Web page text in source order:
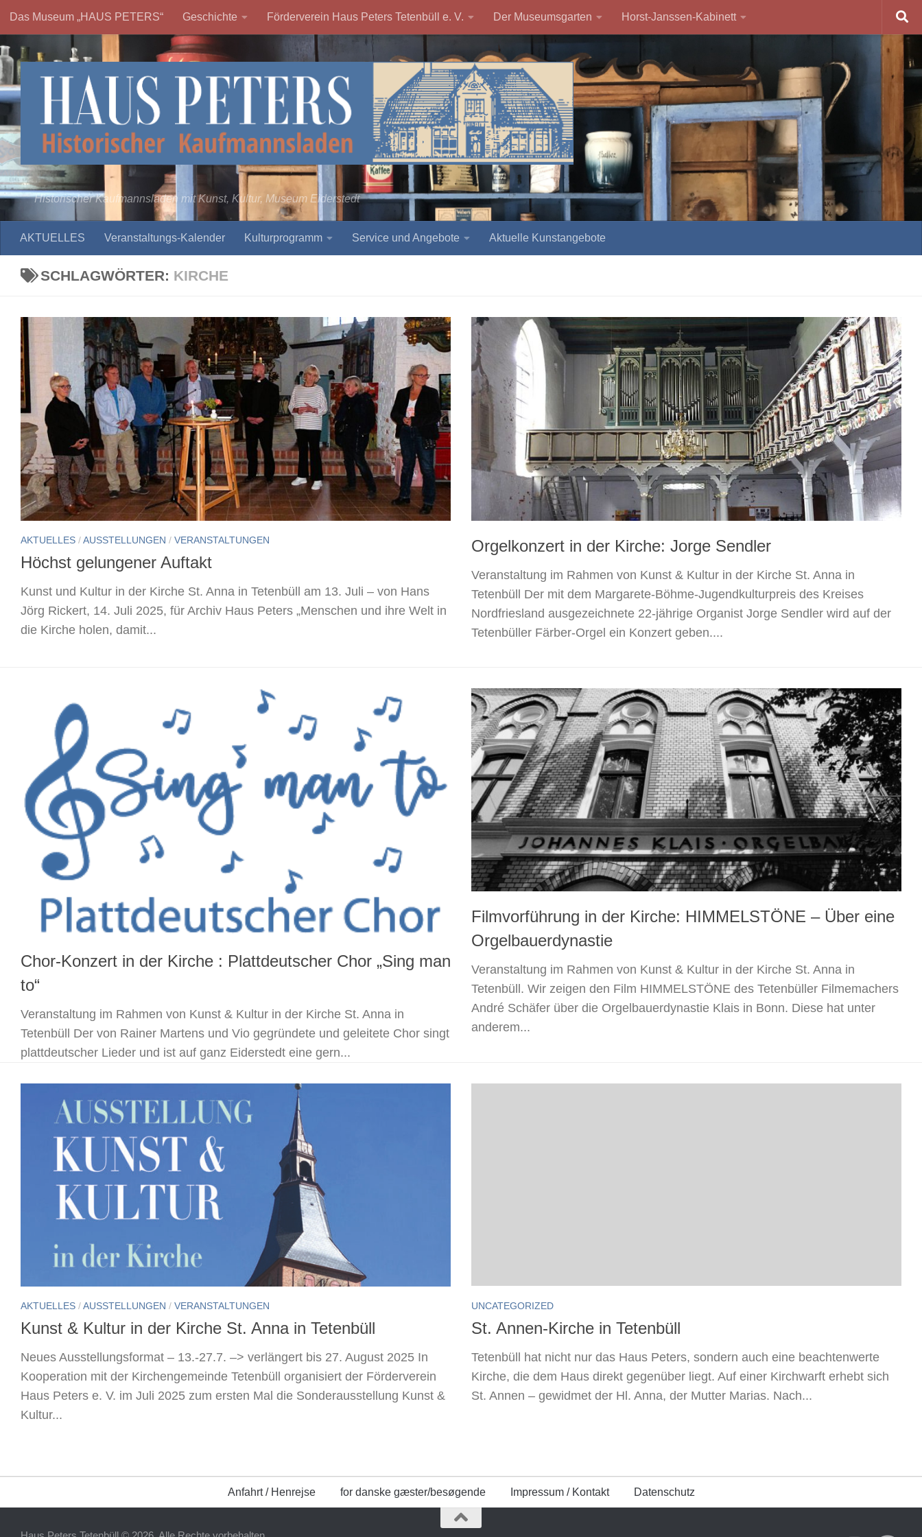
Zum Inhalt springen
Das Museum „HAUS PETERS“ Geschichte Förderverein Haus Peters Tetenbüll e. V. Der Museumsgarten Horst-Janssen-Kabinett
Historischer Kaufmannsladen mit Kunst, Kultur, Museum Eiderstedt
AKTUELLES Veranstaltungs-Kalender Kulturprogramm Service und Angebote Aktuelle Kunstangebote
SCHLAGWÖRTER: KIRCHE
AKTUELLES /AUSSTELLUNGEN / VERANSTALTUNGEN
Höchst gelungener Auftakt
Kunst und Kultur in der Kirche St. Anna in Tetenbüll am 13. Juli – von Hans
Jörg Rickert, 14. Juli 2025, für Archiv Haus Peters „Menschen und ihre Welt in
die Kirche holen, damit...
Orgelkonzert in der Kirche: Jorge Sendler
Veranstaltung im Rahmen von Kunst & Kultur in der Kirche St. Anna in
Tetenbüll Der mit dem Margarete-Böhme-Jugendkulturpreis des Kreises
Nordfriesland ausgezeichnete 22-jährige Organist Jorge Sendler wird auf der
Tetenbüller Färber-Orgel ein Konzert geben....
Chor-Konzert in der Kirche : Plattdeutscher Chor „Sing man
to“
Veranstaltung im Rahmen von Kunst & Kultur in der Kirche St. Anna in
Tetenbüll Der von Rainer Martens und Vio gegründete und geleitete Chor singt
plattdeutscher Lieder und ist auf ganz Eiderstedt eine gern...
Filmvorführung in der Kirche: HIMMELSTÖNE – Über eine
Orgelbauerdynastie
Veranstaltung im Rahmen von Kunst & Kultur in der Kirche St. Anna in
Tetenbüll. Wir zeigen den Film HIMMELSTÖNE des Tetenbüller Filmemachers
André Schäfer über die Orgelbauerdynastie Klais in Bonn. Diese hat unter
anderem...
AKTUELLES /AUSSTELLUNGEN / VERANSTALTUNGEN
Kunst & Kultur in der Kirche St. Anna in Tetenbüll
Neues Ausstellungsformat – 13.-27.7. –> verlängert bis 27. August 2025 In
Kooperation mit der Kirchengemeinde Tetenbüll organisiert der Förderverein
Haus Peters e. V. im Juli 2025 zum ersten Mal die Sonderausstellung Kunst &
Kultur...
UNCATEGORIZED
St. Annen-Kirche in Tetenbüll
Tetenbüll hat nicht nur das Haus Peters, sondern auch eine beachtenwerte
Kirche, die dem Haus direkt gegenüber liegt. Auf einer Kirchwarft erhebt sich
St. Annen – gewidmet der Hl. Anna, der Mutter Marias. Nach...
Anfahrt / Henrejse for danske gæster/besøgende Impressum / Kontakt Datenschutz